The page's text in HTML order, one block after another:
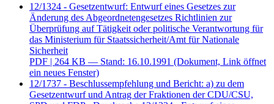
12/1324 - Gesetzentwurf: Entwurf eines Gesetzes zur
Änderung des Abgeordnetengesetzes Richtlinien zur
Überprüfung auf Tätigkeit oder politische Verantwortung für
das Ministerium für Staatssicherheit/Amt für Nationale
Sicherheit
PDF | 264 KB — Stand: 16.10.1991 (Dokument, Link öffnet
ein neues Fenster)
12/1737 - Beschlussempfehlung und Bericht: a) zu dem
Gesetzentwurf und Antrag der Fraktionen der CDU/CSU,